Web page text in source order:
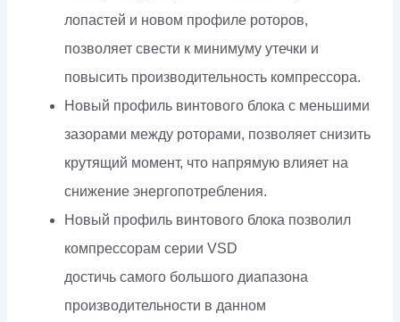
лопастей и новом профиле роторов,
позволяет свести к минимуму утечки и
повысить производительность компрессора.
Новый профиль винтового блока с меньшими
зазорами между роторами, позволяет снизить
крутящий момент, что напрямую влияет на
снижение энергопотребления.
Новый профиль винтового блока позволил
компрессорам серии VSD
достичь самого большого диапазона
производительности в данном